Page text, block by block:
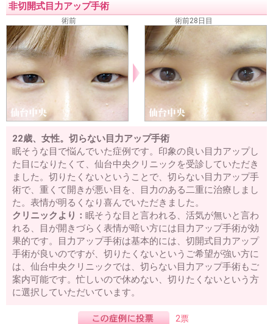
非切開式目力アップ手術
術前 術前28日目
22歳、女性。切らない目力アップ手術
眠そうな目で悩んでいた症例です。印象の良い目力アップし
た目になりたくて、仙台中央クリニックを受診していただき
ました。切りたくないということで、切らない目力アップ手
術で、重くて開きが悪い目を、目力のある二重に治療しまし
た。表情が明るくなり喜んでいただきました。
クリニックより： 眠そうな目と言われる、活気が無いと言わ
れる、目が開きづらく表情が暗い方には目力アップ手術が効
果的です。目力アップ手術は基本的には、切開式目力アップ
手術が良いのですが、切りたくないというご希望が強い方に
は、仙台中央クリニックでは、切らない目力アップ手術もご
案内可能です。忙しいので休めない、切りたくないという方
に選択していただいています。
2票